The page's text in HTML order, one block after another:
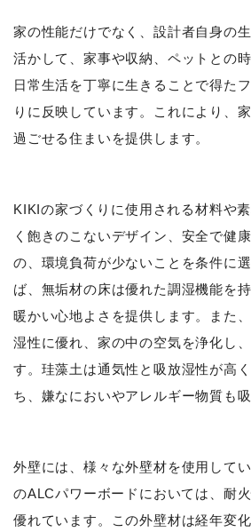
家の性能だけでなく、設計者自身の
活かして、家事や収納、ペットとの
日常生活を丁寧に生きることで得た
りに反映しています。これにより、
過ごせる住まいを提供します。
KIKIの家づくりに使用される材料や
く飽きのこないデザイン、安全で健
の、環境負荷が少ないことを条件に
ば、無垢材の床は優れた調湿機能を
暖かい心地よさを提供します。また
湿性に優れ、家の中の空気を浄化し
す。珪藻土は通気性と吸放湿性が高
ち、嫌なにおいやアレルギー物質も吸
外壁には、様々な外壁材を使用して
のALCパワーボードにおいては、耐
優れています。この外壁材は経年変